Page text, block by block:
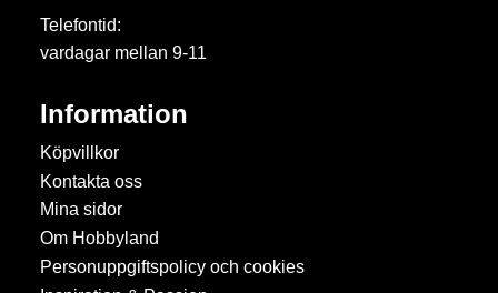
Telefontid:
vardagar mellan 9-11
Information
Köpvillkor
Kontakta oss
Mina sidor
Om Hobbyland
Personuppgiftspolicy och cookies